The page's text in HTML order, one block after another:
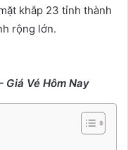
khắp 23 tỉnh thành
rộng lớn.
Giá Vé Hôm Nay